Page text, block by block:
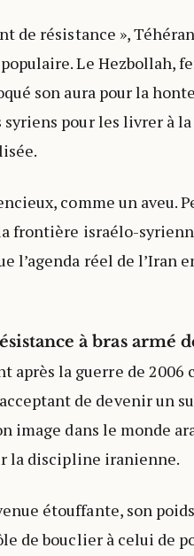
résistance », Téhéran
Le Hezbollah,
son aura pour la
syriens pour les livrer à
comme un aveu.
frontière israélo-
l’agenda réel de l’Iran
à bras armé
après la guerre de 2006
de devenir un
image dans le monde
la discipline iranienne.
étouffante, son
de bouclier à celui de